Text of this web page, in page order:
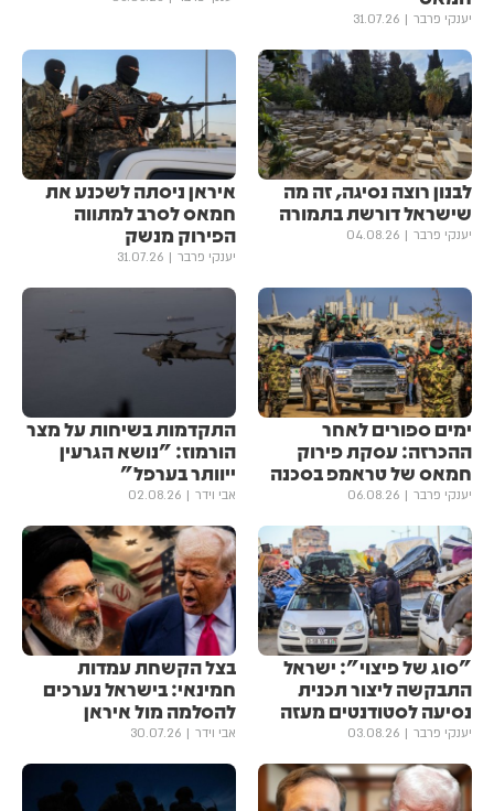
יענקי פרבר 31.07.26
לבנון רוצה נסיגה, זה מה
שישראל דורשת בתמורה
יענקי פרבר 04.08.26
איראן ניסתה לשכנע את
חמאס לסרב למתווה
הפירוק מנשק
יענקי פרבר 31.07.26
ימים ספורים לאחר
ההכרזה: עסקת פירוק
חמאס של טראמפ בסכנה
יענקי פרבר 06.08.26
התקדמות בשיחות על מצר
הורמוז: "נושא הגרעין
ייוותר בערפל"
אבי וידר 02.08.26
"סוג של פיצוי": ישראל
התבקשה ליצור תכנית
נסיעה לסטודנטים מעזה
יענקי פרבר 03.08.26
בצל הקשחת עמדות
חמינאי: בישראל נערכים
להסלמה מול איראן
אבי וידר 30.07.26